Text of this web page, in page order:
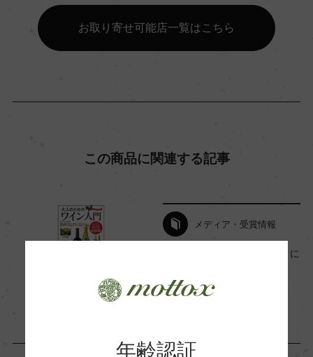
コンクール入賞歴
ー
Wine Advocate 獲得点
国内ワイン専門誌評価歴
Wine Spectator 得点
お取り寄せ可能店一覧はこちら
この商品に関連する記事
メディア・受賞情報
『大人のためのワイン入門』に
2022年10月25日
年齢認証